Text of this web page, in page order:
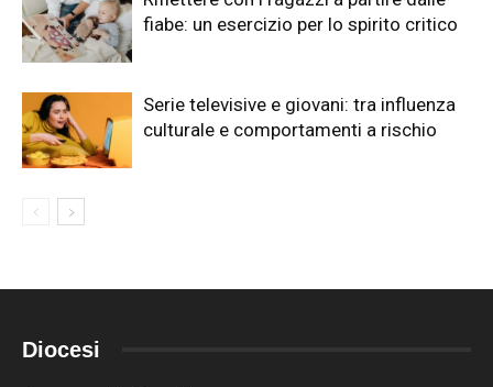
fiabe: un esercizio per lo spirito critico
Serie televisive e giovani: tra influenza
culturale e comportamenti a rischio
Diocesi